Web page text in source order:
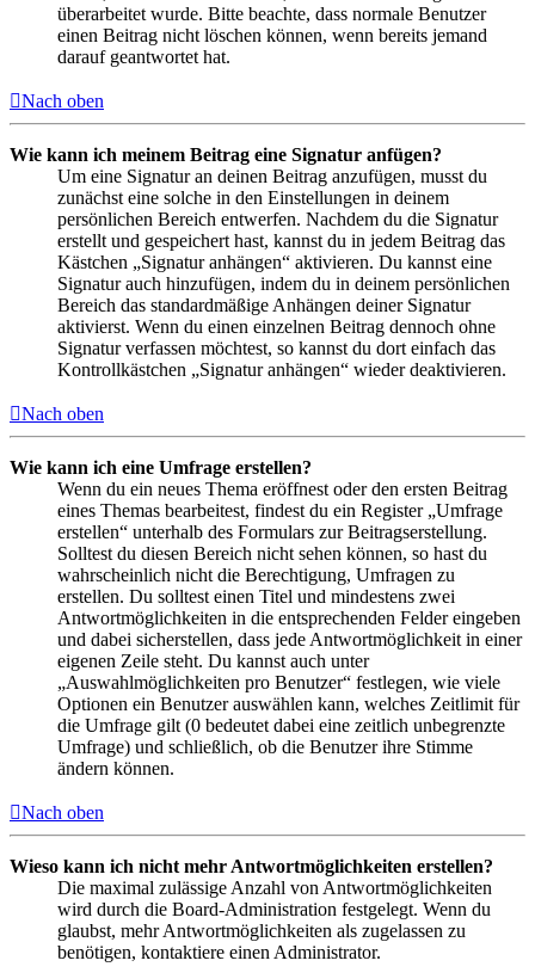
überarbeitet wurde. Bitte beachte, dass normale Benutzer
einen Beitrag nicht löschen können, wenn bereits jemand
darauf geantwortet hat.
Nach oben
Wie kann ich meinem Beitrag eine Signatur anfügen?
Um eine Signatur an deinen Beitrag anzufügen, musst du
zunächst eine solche in den Einstellungen in deinem
persönlichen Bereich entwerfen. Nachdem du die Signatur
erstellt und gespeichert hast, kannst du in jedem Beitrag das
Kästchen „Signatur anhängen“ aktivieren. Du kannst eine
Signatur auch hinzufügen, indem du in deinem persönlichen
Bereich das standardmäßige Anhängen deiner Signatur
aktivierst. Wenn du einen einzelnen Beitrag dennoch ohne
Signatur verfassen möchtest, so kannst du dort einfach das
Kontrollkästchen „Signatur anhängen“ wieder deaktivieren.
Nach oben
Wie kann ich eine Umfrage erstellen?
Wenn du ein neues Thema eröffnest oder den ersten Beitrag
eines Themas bearbeitest, findest du ein Register „Umfrage
erstellen“ unterhalb des Formulars zur Beitragserstellung.
Solltest du diesen Bereich nicht sehen können, so hast du
wahrscheinlich nicht die Berechtigung, Umfragen zu
erstellen. Du solltest einen Titel und mindestens zwei
Antwortmöglichkeiten in die entsprechenden Felder eingeben
und dabei sicherstellen, dass jede Antwortmöglichkeit in einer
eigenen Zeile steht. Du kannst auch unter
„Auswahlmöglichkeiten pro Benutzer“ festlegen, wie viele
Optionen ein Benutzer auswählen kann, welches Zeitlimit für
die Umfrage gilt (0 bedeutet dabei eine zeitlich unbegrenzte
Umfrage) und schließlich, ob die Benutzer ihre Stimme
ändern können.
Nach oben
Wieso kann ich nicht mehr Antwortmöglichkeiten erstellen?
Die maximal zulässige Anzahl von Antwortmöglichkeiten
wird durch die Board-Administration festgelegt. Wenn du
glaubst, mehr Antwortmöglichkeiten als zugelassen zu
benötigen, kontaktiere einen Administrator.